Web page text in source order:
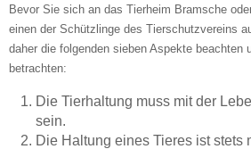
ÖFFNUNGSZEITEN
Dienstag
—
Bevor Sie sich an das Tierheim Bramsche
einen der Schützlinge des Tierschutzvereins
daher die folgenden sieben Aspekte beachten
betrachten:
Die Tierhaltung muss mit der
sein.
Die Haltung eines Tieres ist stets